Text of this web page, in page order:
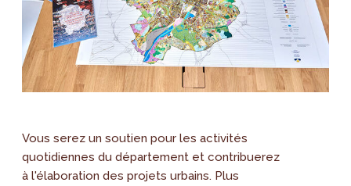
Vous serez un soutien pour les activités
quotidiennes du département et contribuerez
à l'élaboration des projets urbains. Plus